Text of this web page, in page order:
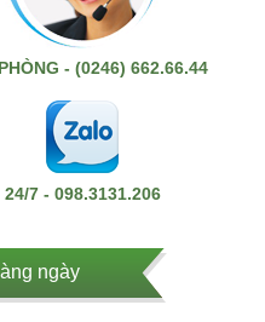
- (0246) 662.66.44
24/7 - 098.3131.206
ngày